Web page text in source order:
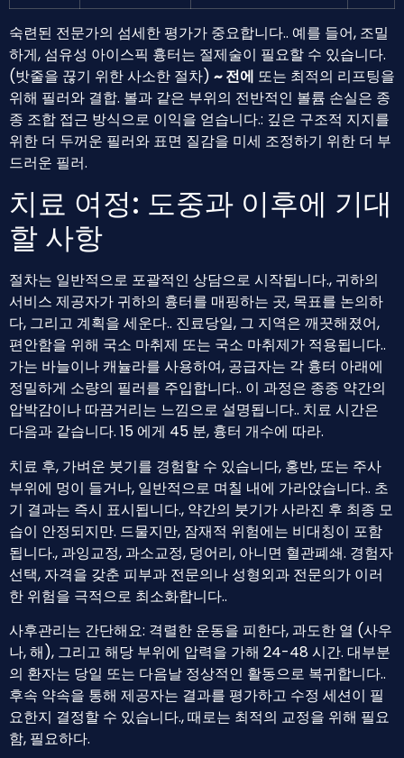
숙련된 전문가의 섬세한 평가가 중요합니다.. 예를 들어, 조밀
하게, 섬유성 아이스픽 흉터는 절제술이 필요할 수 있습니다.
(밧줄을 끊기 위한 사소한 절차) ~ 전에 또는 최적의 리프팅을
위해 필러와 결합. 볼과 같은 부위의 전반적인 볼륨 손실은 종
종 조합 접근 방식으로 이익을 얻습니다.: 깊은 구조적 지지를
위한 더 두꺼운 필러와 표면 질감을 미세 조정하기 위한 더 부
드러운 필러.
치료 여정: 도중과 이후에 기대
할 사항
절차는 일반적으로 포괄적인 상담으로 시작됩니다., 귀하의
서비스 제공자가 귀하의 흉터를 매핑하는 곳, 목표를 논의하
다, 그리고 계획을 세운다.. 진료당일, 그 지역은 깨끗해졌어,
편안함을 위해 국소 마취제 또는 국소 마취제가 적용됩니다..
가는 바늘이나 캐뉼라를 사용하여, 공급자는 각 흉터 아래에
정밀하게 소량의 필러를 주입합니다.. 이 과정은 종종 약간의
압박감이나 따끔거리는 느낌으로 설명됩니다.. 치료 시간은
다음과 같습니다. 15 에게 45 분, 흉터 개수에 따라.
치료 후, 가벼운 붓기를 경험할 수 있습니다, 홍반, 또는 주사
부위에 멍이 들거나, 일반적으로 며칠 내에 가라앉습니다.. 초
기 결과는 즉시 표시됩니다., 약간의 붓기가 사라진 후 최종 모
습이 안정되지만. 드물지만, 잠재적 위험에는 비대칭이 포함
됩니다., 과잉교정, 과소교정, 덩어리, 아니면 혈관폐쇄. 경험자
선택, 자격을 갖춘 피부과 전문의나 성형외과 전문의가 이러
한 위험을 극적으로 최소화합니다..
사후관리는 간단해요: 격렬한 운동을 피한다, 과도한 열 (사우
나, 해), 그리고 해당 부위에 압력을 가해 24-48 시간. 대부분
의 환자는 당일 또는 다음날 정상적인 활동으로 복귀합니다..
후속 약속을 통해 제공자는 결과를 평가하고 수정 세션이 필
요한지 결정할 수 있습니다., 때로는 최적의 교정을 위해 필요
함, 필요하다.